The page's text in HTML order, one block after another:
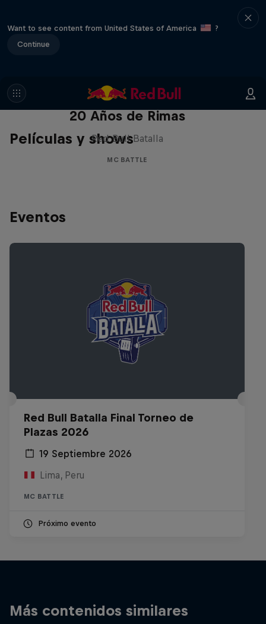
Want to see content from United States of America
?
Continue
Películas y shows
Red Bull Batalla Nueva Historia:
20 Años de Rimas
Red Bull Batalla
MC BATTLE
Eventos
Red Bull Batalla Final Torneo de
Plazas 2026
19 Septiembre 2026
Lima, Peru
MC BATTLE
Próximo evento
Más contenidos similares